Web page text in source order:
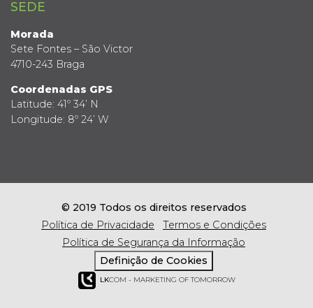
SEDE
Morada
Sete Fontes – São Victor
4710-243 Braga
Coordenadas GPS
Latitude: 41º 34’ N
Longitude: 8º 24’ W
© 2019 Todos os direitos reservados
Política de Privacidade
Termos e Condições
Política de Segurança da Informação
Definição de Cookies
LKCOM - MARKETING OF TOMORROW